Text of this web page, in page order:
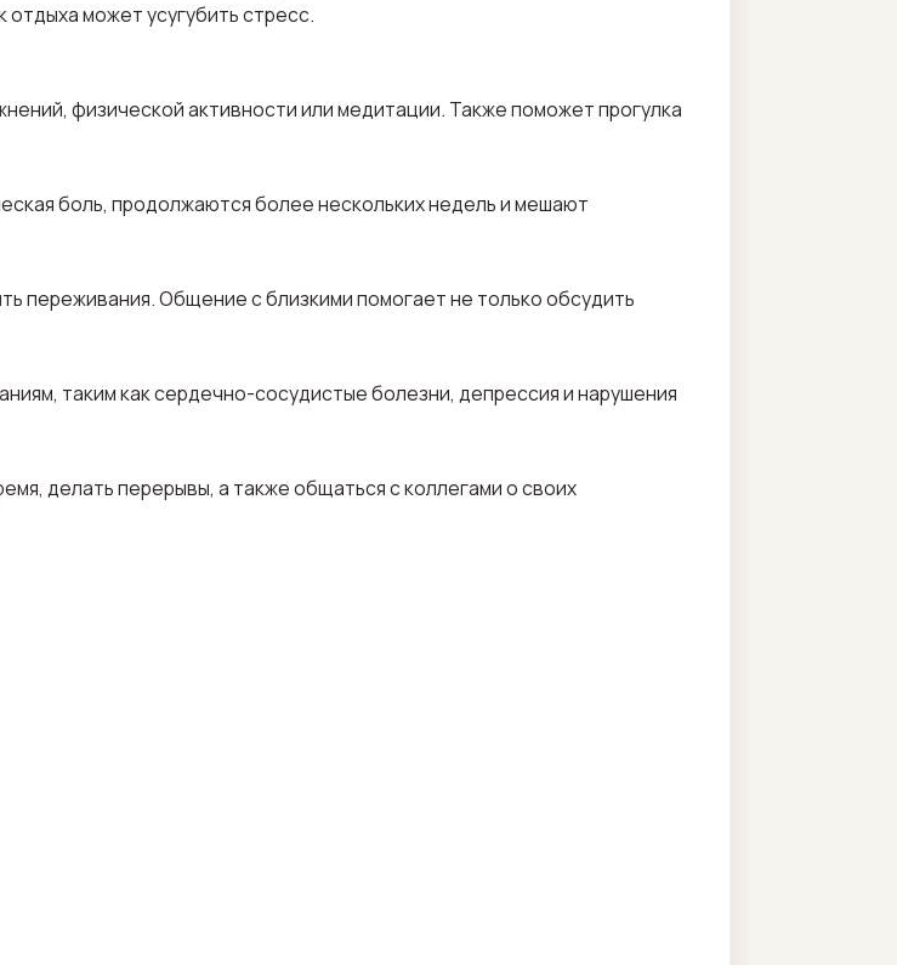
отдыха может усугубить стресс.
физической активности или медитации. Также поможет прогулка
боль, продолжаются более нескольких недель и мешают
переживания. Общение с близкими помогает не только обсудить
таким как сердечно-сосудистые болезни, депрессия и нарушения
делать перерывы, а также общаться с коллегами о своих